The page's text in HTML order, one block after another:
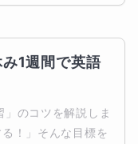
み1週間で英語
のコツを解説しま
！」そんな目標を